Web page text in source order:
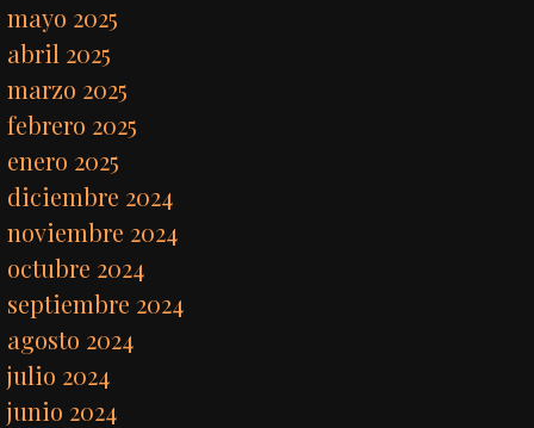
mayo 2025
abril 2025
marzo 2025
febrero 2025
enero 2025
diciembre 2024
noviembre 2024
octubre 2024
septiembre 2024
agosto 2024
julio 2024
junio 2024